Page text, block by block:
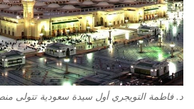
د. فاطمة التويجري أول سيدة سعودية تتولى